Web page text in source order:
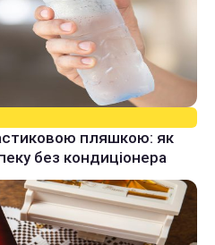
пляшкою: як
без кондиціонера